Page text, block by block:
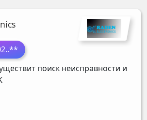
..**
поиск неисправности и